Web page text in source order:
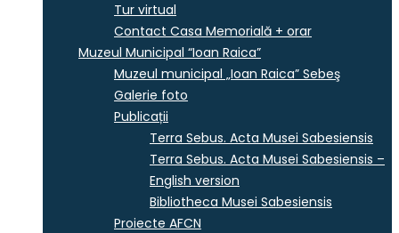
Tur virtual
Contact Casa Memorială + orar
Muzeul Municipal “Ioan Raica”
Muzeul municipal „Ioan Raica” Sebeş
Galerie foto
Publicații
Terra Sebus. Acta Musei Sabesiensis
Terra Sebus. Acta Musei Sabesiensis –
English version
Bibliotheca Musei Sabesiensis
Proiecte AFCN